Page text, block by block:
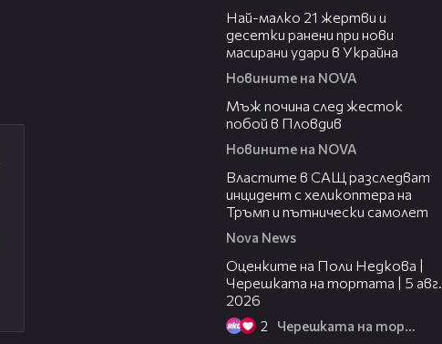
Най-малко 21 жертви и
десетки ранени при нови
масирани удари в Украйна
Новините на NOVA
Мъж почина след жесток
побой в Пловдив
Новините на NOVA
Властите в САЩ разследват
инцидент с хеликоптера на
Тръмп и пътнически самолет
Nova News
Оценките на Поли Недкова |
Черешката на тортата | 5 авг.
2026
2 Черешката на тортата